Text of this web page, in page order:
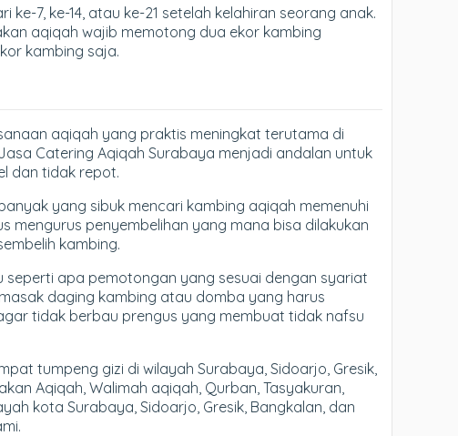
7, ke-14, atau ke-21 setelah kelahiran seorang anak.
aqiqah wajib memotong dua ekor kambing
kambing saja.
aqiqah yang praktis meningkat terutama di
Catering Aqiqah Surabaya menjadi andalan untuk
dan tidak repot.
yang sibuk mencari kambing aqiqah memenuhi
mengurus penyembelihan yang mana bisa dilakukan
kambing.
apa pemotongan yang sesuai dengan syariat
daging kambing atau domba yang harus
tidak berbau prengus yang membuat tidak nafsu
tumpeng gizi di wilayah Surabaya, Sidoarjo, Gresik,
Aqiqah, Walimah aqiqah, Qurban, Tasyakuran,
kota Surabaya, Sidoarjo, Gresik, Bangkalan, dan